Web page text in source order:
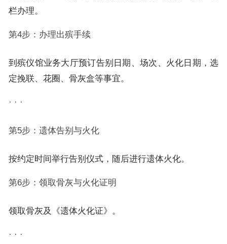
栏办理。
第4步：办理出殡手续
到殡仪馆业务大厅预订告别日期、场次、火化日期，选
定挽联、花圈、骨灰盒等事宜。
· · ·
第5步：遗体告别与火化
按约定时间举行告别仪式，随后进行遗体火化。
第6步：领取骨灰与火化证明
领取骨灰及《遗体火化证》。
· · ·